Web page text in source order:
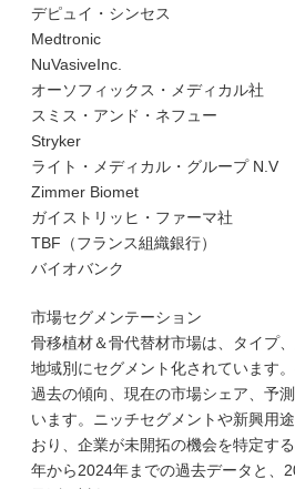
デピュイ・シンセス
Medtronic
NuVasiveInc.
オーソフィックス・メディカル社
スミス・アンド・ネフュー
Stryker
ライト・メディカル・グループ N.V
Zimmer Biomet
ガイストリッヒ・ファーマ社
TBF（フランス組織銀行）
バイオバンク
市場セグメンテーション
骨移植材＆骨代替材市場は、タイプ
地域別にセグメント化されています
過去の傾向、現在の市場シェア、予
います。ニッチセグメントや新興用
おり、企業が未開拓の機会を特定す
年から2024年までの過去データと、